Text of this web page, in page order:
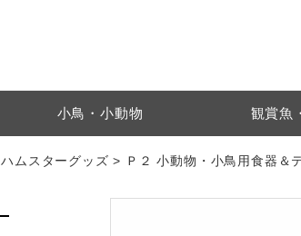
小鳥・小動物 観賞魚
ハムスターグッズ Ｐ２ 小動物・小鳥用食器